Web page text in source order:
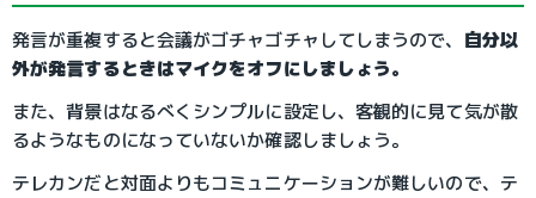
発言が重複すると会議がゴチャゴチャしてしまうので、 自分以
外が発言するときはマイクをオフにしましょう。
また、背景はなるべくシンプルに設定し、客観的に見て気が散
るようなものになっていないか確認しましょう。
テレカンだと対面よりもコミュニケーションが難しいので、テ